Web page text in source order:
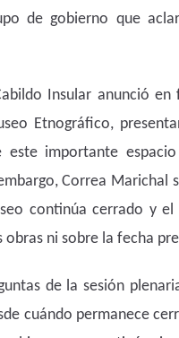
de gobierno que
Insular anunció
Etnográfico,
este importante
Correa Marichal
continúa cerrado y
ni sobre la fecha
de la sesión
cuándo permanece